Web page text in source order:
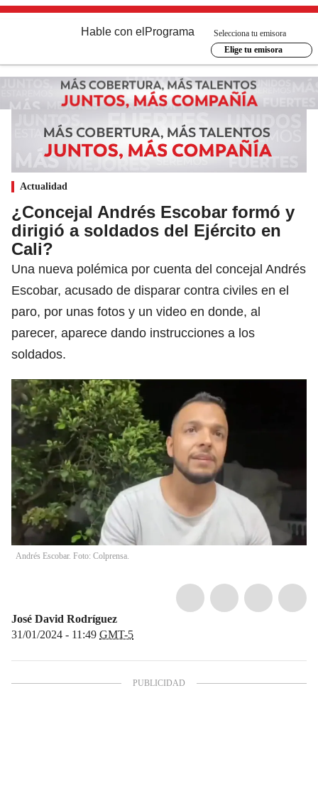
Hable con el Programa
Selecciona tu emisora
Elige tu emisora
Actualidad
¿Concejal Andrés Escobar formó y
dirigió a soldados del Ejército en
Cali?
Una nueva polémica por cuenta del concejal Andrés
Escobar, acusado de disparar contra civiles en el
paro, por unas fotos y un video en donde, al
parecer, aparece dando instrucciones a los
soldados.
Andrés Escobar. Foto: Colprensa.
José David Rodríguez
31/01/2024 - 11:49 GMT-5